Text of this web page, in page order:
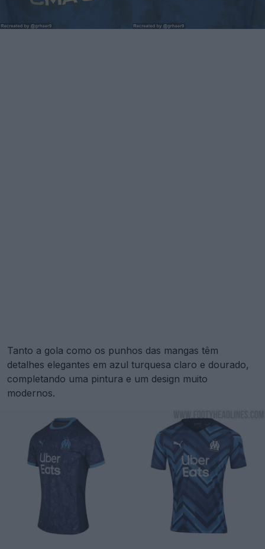
Tanto a gola como os punhos das mangas têm
detalhes elegantes em azul turquesa claro e dourado,
completando uma pintura e um design muito
modernos.